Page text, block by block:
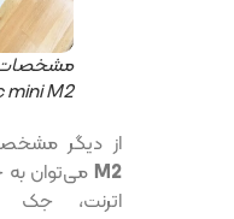
مشخصات
Mac mini M2
از دیگر مشخصات